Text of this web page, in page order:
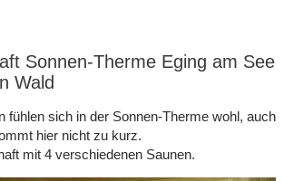
Sonnen-Therme Eging am See
Wald
fühlen sich in der Sonnen-Therme wohl, auch
hier nicht zu kurz.
mit 4 verschiedenen Saunen.